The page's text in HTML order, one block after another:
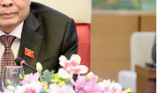
đảo
Mùa vàng
Biển đảo Việt Nam
Tâm tình biên giới và hải
đảo